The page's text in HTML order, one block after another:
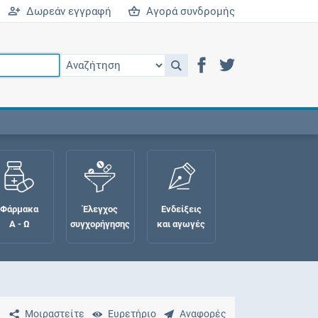
Δωρεάν εγγραφή Αγορά συνδρομής
Φάρμακα
Α - Ω
Έλεγχος
συγχορήγησης
Ενδείξεις
και αγωγές
Μοιραστείτε Ευρετήριο Αναφορές